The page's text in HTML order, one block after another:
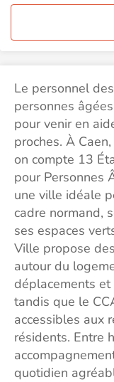
Le personnel
personnes
pour venir en
proches. À
on compte 13
pour Personnes
une ville idéale
cadre normand,
ses espaces
Ville propose
autour du
déplacements
tandis que le
accessibles aux
résidents. Entre
quotidien